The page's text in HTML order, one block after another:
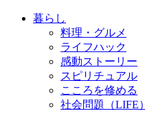
暮らし
料理・グルメ
ライフハック
感動ストーリー
スピリチュアル
こころを修める
社会問題（LIFE）